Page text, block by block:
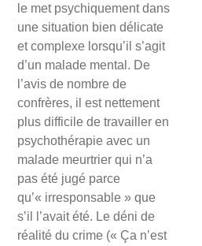
le met psychiquement dans
une situation bien délicate
et complexe lorsqu’il s’agit
d’un malade mental. De
l’avis de nombre de
confrères, il est nettement
plus difficile de travailler en
psychothérapie avec un
malade meurtrier qui n’a
pas été jugé parce
qu’« irresponsable » que
s’il l’avait été. Le déni de
réalité du crime (« Ça n’est